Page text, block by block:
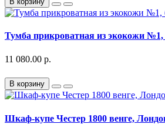
Тумба прикроватная из экокожи №1,
11 080.00 р.
В корзину
Шкаф-купе Честер 1800 венге,